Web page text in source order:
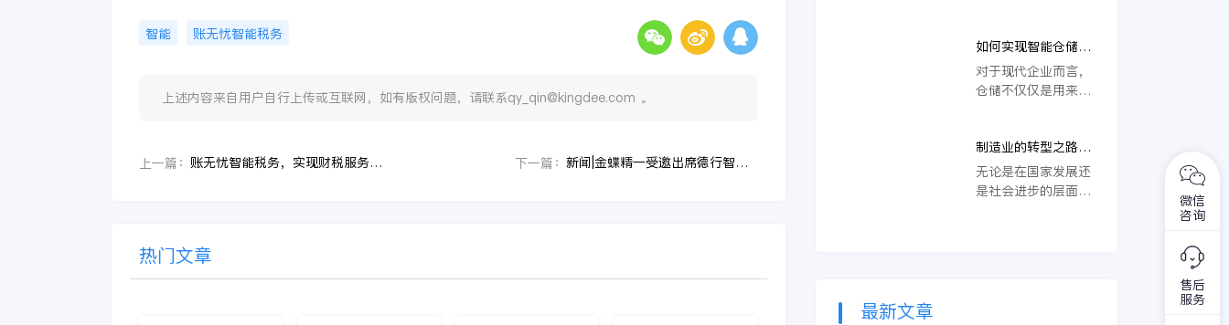
智能 账无忧智能税务
上述内容来自用户自行上传或互联网，如有版权问题，请联系qy_qin@kingdee.com 。
上一篇： 账无忧智能税务，实现财税服务全程自动化处理 下一篇： 新闻|金蝶精一受邀出席德行智华会计学院大咖课堂，带来精彩演讲！
热门文章
资。人工智能算是一
个复杂的学科，但是
很多人也有一个疑问
就是从事人工智能的
心理学吗？今天我们
就来解答一下这个问
题。
的生活和工作的方方
面面，那么人工智能
这个概念是什么时候
如何实现智能仓储管
理，从而为企业管理
赋能？
对于现代企业而言，
仓储不仅仅是用来保
动中也往往会带来几
大方面的问题，一就
是一个流动成本，二
制造业的转型之路，
智能制造云服务制造
业发展
无论是在国家发展还
是社会进步的层面，
最新文章
微信
咨询
售后
服务